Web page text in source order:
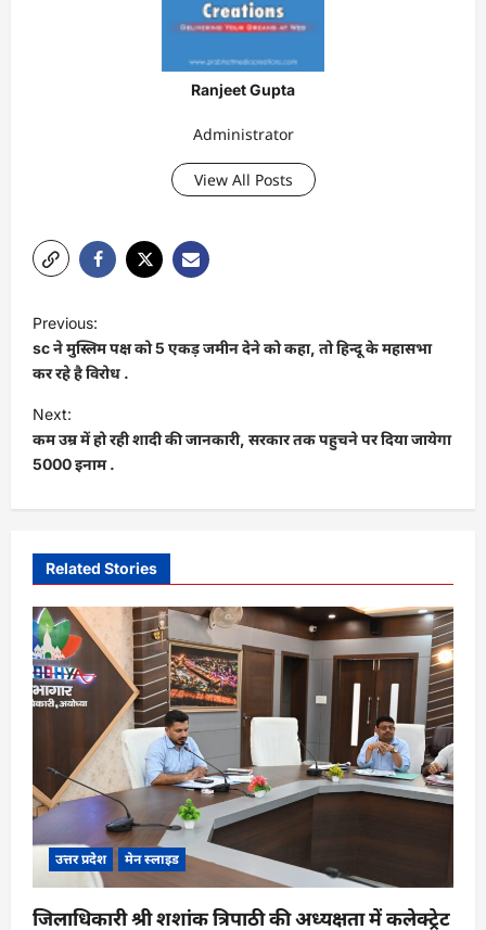
Ranjeet Gupta
Administrator
View All Posts
o
s
t
n
a
v
g
a
t
i
o
Previous:
sc ने मुस्लिम पक्ष को 5 एकड़ जमीन देने को कहा, तो हिन्दू के महासभा
कर रहे है विरोध .
Next:
कम उम्र में हो रही शादी की जानकारी, सरकार तक पहुचने पर दिया जायेगा
5000 इनाम .
Related Stories
उत्तर प्रदेश मेन स्लाइड
जिलाधिकारी श्री शशांक त्रिपाठी की अध्यक्षता में कलेक्ट्रेट